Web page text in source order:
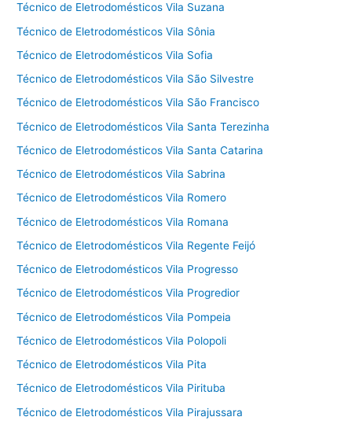
Técnico de Eletrodomésticos Vila Suzana
Técnico de Eletrodomésticos Vila Sônia
Técnico de Eletrodomésticos Vila Sofia
Técnico de Eletrodomésticos Vila São Silvestre
Técnico de Eletrodomésticos Vila São Francisco
Técnico de Eletrodomésticos Vila Santa Terezinha
Técnico de Eletrodomésticos Vila Santa Catarina
Técnico de Eletrodomésticos Vila Sabrina
Técnico de Eletrodomésticos Vila Romero
Técnico de Eletrodomésticos Vila Romana
Técnico de Eletrodomésticos Vila Regente Feijó
Técnico de Eletrodomésticos Vila Progresso
Técnico de Eletrodomésticos Vila Progredior
Técnico de Eletrodomésticos Vila Pompeia
Técnico de Eletrodomésticos Vila Polopoli
Técnico de Eletrodomésticos Vila Pita
Técnico de Eletrodomésticos Vila Pirituba
Técnico de Eletrodomésticos Vila Pirajussara